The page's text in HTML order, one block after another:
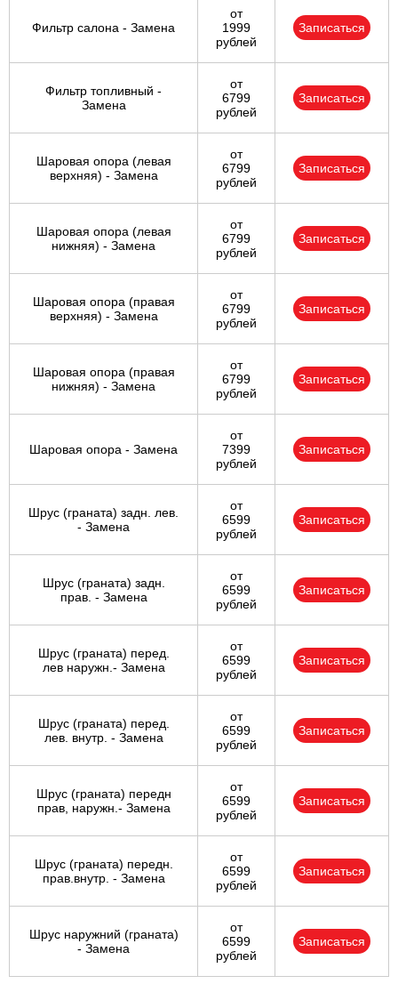
Фильтр салона - Замена
от
1999
рублей
Записаться
Фильтр топливный -
Замена
от
6799
рублей
Записаться
Шаровая опора (левая
верхняя) - Замена
от
6799
рублей
Записаться
Шаровая опора (левая
нижняя) - Замена
от
6799
рублей
Записаться
Шаровая опора (правая
верхняя) - Замена
от
6799
рублей
Записаться
Шаровая опора (правая
нижняя) - Замена
от
6799
рублей
Записаться
Шаровая опора - Замена
от
7399
рублей
Записаться
Шрус (граната) задн. лев.
- Замена
от
6599
рублей
Записаться
Шрус (граната) задн.
прав. - Замена
от
6599
рублей
Записаться
Шрус (граната) перед.
лев наружн.- Замена
от
6599
рублей
Записаться
Шрус (граната) перед.
лев. внутр. - Замена
от
6599
рублей
Записаться
Шрус (граната) передн
прав, наружн.- Замена
от
6599
рублей
Записаться
Шрус (граната) передн.
прав.внутр. - Замена
от
6599
рублей
Записаться
Шрус наружний (граната)
- Замена
от
6599
рублей
Записаться